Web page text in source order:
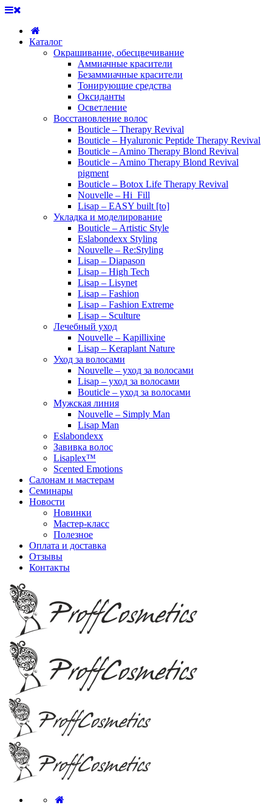
Каталог
Окрашивание, обесцвечивание
Аммиачные красители
Безаммиачные красители
Тонирующие средства
Оксиданты
Осветление
Восстановление волос
Bouticle – Therapy Revival
Bouticle – Hyaluronic Peptide Therapy Revival
Bouticle – Amino Therapy Blond Revival
Bouticle – Amino Therapy Blond Revival
pigment
Bouticle – Botox Life Therapy Revival
Nouvelle – Hi_Fill
Lisap – EASY built [to]
Укладка и моделирование
Bouticle – Artistic Style
Eslabondexx Styling
Nouvelle – Re:Styling
Lisap – Diapason
Lisap – High Tech
Lisap – Lisynet
Lisap – Fashion
Lisap – Fashion Extreme
Lisap – Sculture
Лечебный уход
Nouvelle – Kapillixine
Lisap – Keraplant Nature
Уход за волосами
Nouvelle – уход за волосами
Lisap – уход за волосами
Bouticle – уход за волосами
Мужская линия
Nouvelle – Simply Man
Lisap Man
Eslabondexx
Завивка волос
Lisaplex™
Scented Emotions
Салонам и мастерам
Семинары
Новости
Новинки
Мастер-класс
Полезное
Оплата и доставка
Отзывы
Контакты